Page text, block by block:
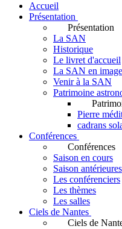
Accueil
Présentation
Présentation
La SAN
Historique
Le livret d'accueil
La SAN en
Venir à la SAN
Patrimoine
Pierre
cadrans
Conférences
Conférences
Saison en cours
Saison antérieures
Les conférenciers
Les thèmes
Les salles
Ciels de Nantes
Ciels de